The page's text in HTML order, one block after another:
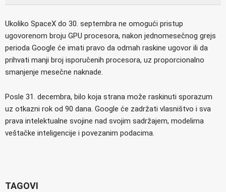
Ukoliko SpaceX do 30. septembra ne omogući pristup
ugovorenom broju GPU procesora, nakon jednomesečnog grejs
perioda Google će imati pravo da odmah raskine ugovor ili da
prihvati manji broj isporučenih procesora, uz proporcionalno
smanjenje mesečne naknade.
Posle 31. decembra, bilo koja strana može raskinuti sporazum
uz otkazni rok od 90 dana. Google će zadržati vlasništvo i sva
prava intelektualne svojine nad svojim sadržajem, modelima
veštačke inteligencije i povezanim podacima.
TAGOVI